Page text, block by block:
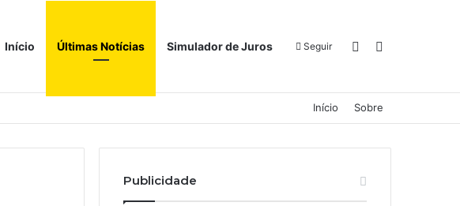
Início Últimas Notícias Simulador de Juros Seguir Switch skin
Início Sobre
Publicidade